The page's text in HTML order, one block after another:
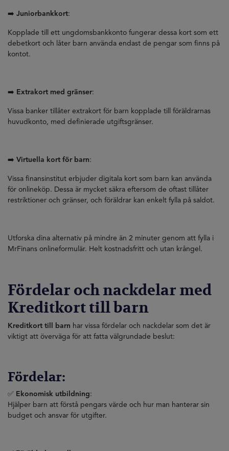
➡️ Juniorbankkort:
Kopplade till ett ungdomsbankkonto fungerar dessa kort som ett
debetkort och låter barn använda endast de pengar som finns på
kontot.
➡️ Extrakort med gränser:
Vissa banker tillåter extrakort för barn kopplade till föräldrarnas
huvudkonto, med definierade utgiftsgränser.
➡️ Virtuella kort för barn:
Vissa finansinstitut erbjuder digitala kort som barn kan använda
för onlineköp. Dessa är mycket säkra eftersom de oftast tillåter
restriktioner och gränser, och föräldrar kan enkelt fylla på saldot.
Utforska dina alternativ på mindre än 2 minuter genom att fylla i
MrFinans onlineformulär. Helt kostnadsfritt och utan krångel.
Fördelar och nackdelar med
Kreditkort till barn
Kreditkort till barn har vissa fördelar och nackdelar som det är
viktigt att överväga för att fatta välgrundade beslut:
Fördelar:
✅ Ekonomisk utbildning:
Hjälper barn att förstå pengars värde och hur man hanterar sin
budget och ansvar för utgifter.